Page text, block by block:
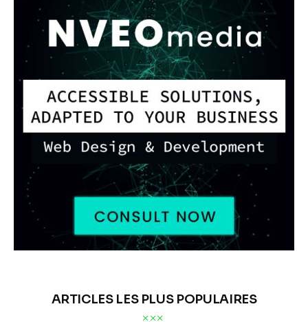
ARTICLES LES PLUS POPULAIRES